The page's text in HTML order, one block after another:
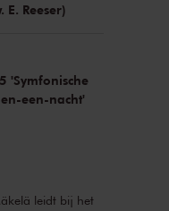
E. Reeser)
'Symfonische
een-nacht'
leidt bij het